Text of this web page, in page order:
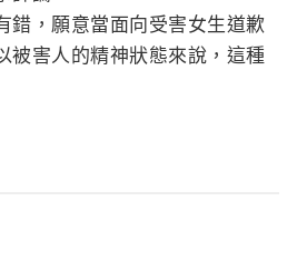
錯，願意當面向受害女生道歉
被害人的精神狀態來說，這種